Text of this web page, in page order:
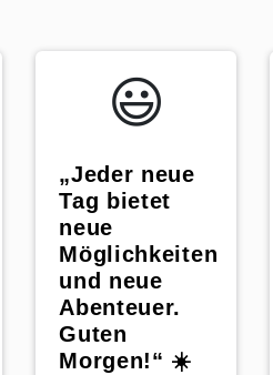
😃️
„Jeder neue
Tag bietet
neue
Möglichkeiten
und neue
Abenteuer.
Guten
Morgen!“ ☀️